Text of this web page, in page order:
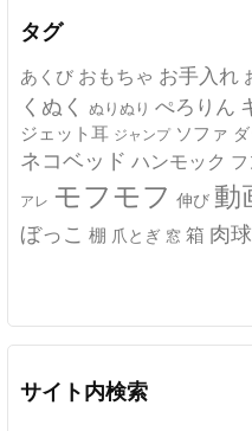
タグ
あくび おもちゃ お手入れ
くぬく ぬりぬり ぺろりん
ジェット耳 ジャンプ ソファ
ネコベッド ハンモック
アレ モフモフ 伸び 動
ぼっこ 棚 爪とぎ 窓 箱 肉球
サイト内検索